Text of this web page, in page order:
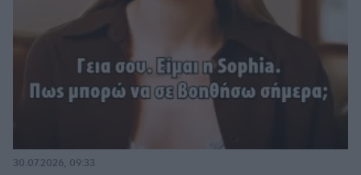
30.07.2026, 09:33